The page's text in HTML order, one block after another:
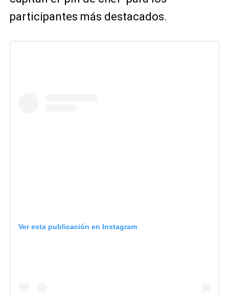
participantes más destacados.
Ver esta publicación en Instagram